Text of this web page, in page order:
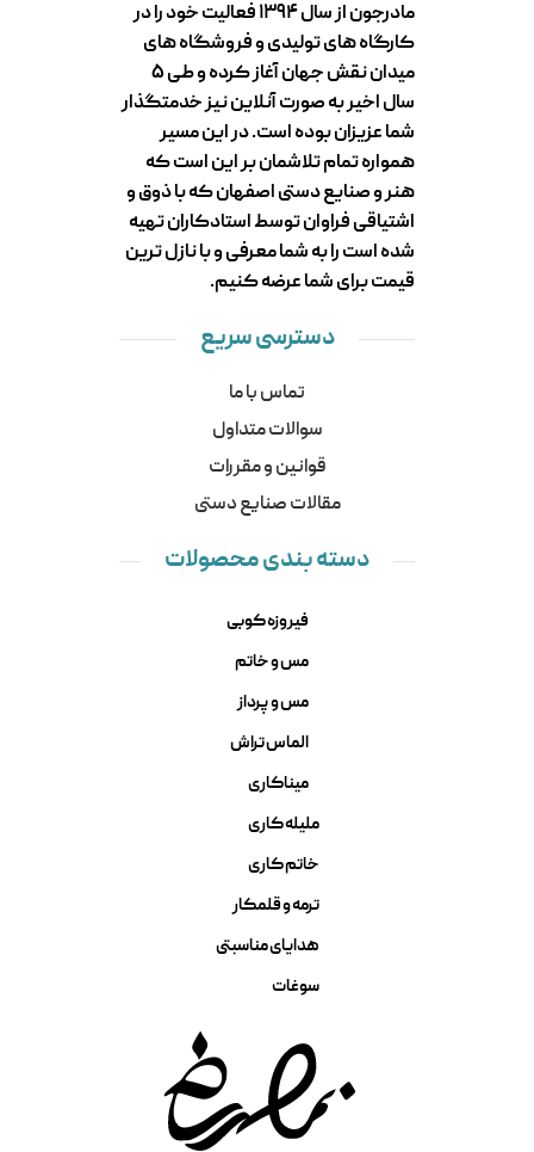
مادرجون از سال ۱۳۹۴ فعالیت خود را در
کارگاه های تولیدی و فروشگاه های
میدان نقش جهان آغاز کرده و طی ۵
سال اخیر به صورت آنلاین نیز خدمتگذار
شما عزیزان بوده است. در این مسیر
همواره تمام تلاشمان بر این است که
هنر و صنایع دستی اصفهان که با ذوق و
اشتیاقی فراوان توسط استادکاران تهیه
شده است را به شما معرفی و با نازل ترین
قیمت برای شما عرضه کنیم.
دسترسی سریع
تماس با ما
سوالات متداول
قوانین و مقررات
مقالات صنایع دستی
دسته بندی محصولات
فیروزه کوبی
مس و خاتم
مس و پرداز
الماس تراش
میناکاری
ملیله کاری
خاتم کاری
ترمه و قلمکار
هدایای مناسبتی
سوغات